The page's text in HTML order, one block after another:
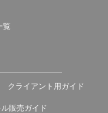
覧
クライアント用ガイド
ル販売ガイド